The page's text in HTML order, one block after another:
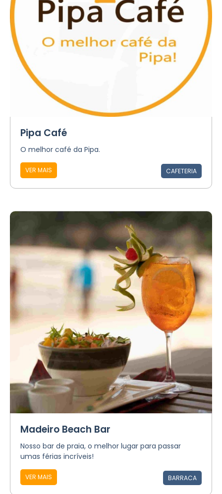
Pipa Café
O melhor café da Pipa.
VER MAIS CAFETERIA
Madeiro Beach Bar
Nosso bar de praia, o melhor lugar para passar
umas férias incríveis!​​​​​​​​
VER MAIS BARRACA